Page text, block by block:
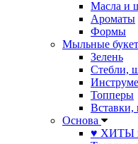
Масла и
Ароматы
Формы
Мыльные
Зелень
Стебли,
Топперы
Вставки,
Основа
♥ ХИТЫ